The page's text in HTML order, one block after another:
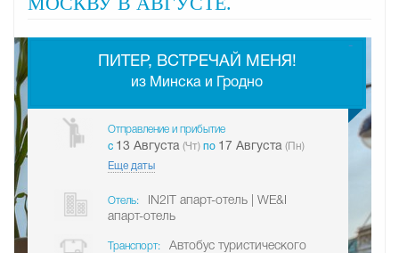
ПИТЕР, ВСТРЕЧАЙ МЕНЯ!
из Минска и Гродно
Отправление и прибытие
c 13 Августа (Чт) по 17 Августа (Пн)
Еще даты
Отель:
IN2IT апарт-отель | WE&I
апарт-отель
Транспорт:
Автобус туристического
-